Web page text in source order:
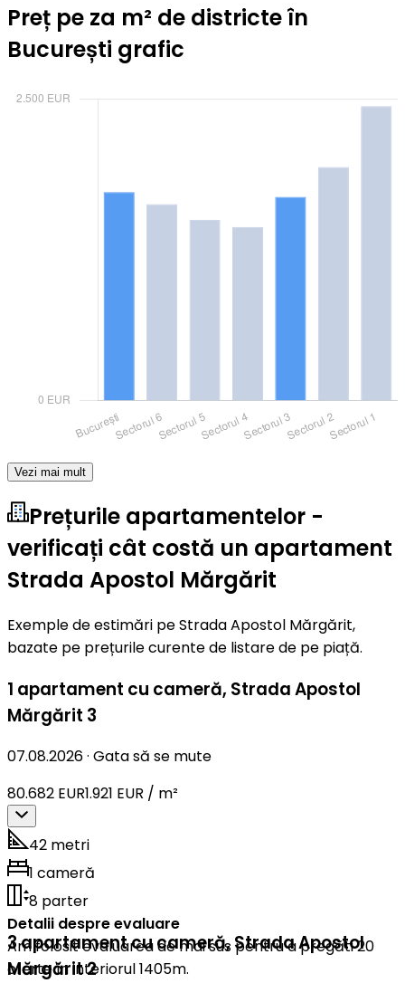
Preț pe za m² de districte în
București grafic
Vezi mai mult
Prețurile apartamentelor -
verificați cât costă un apartament
Strada Apostol Mărgărit
Exemple de estimări pe Strada Apostol Mărgărit,
bazate pe prețurile curente de listare de pe piață.
1 apartament cu cameră, Strada Apostol
Mărgărit 3
07.08.2026· Gata să se mute
80.682 EUR1.921 EUR / m²
42 metri
1 cameră
8 parter
Detalii despre evaluare
Am folosit evaluarea de mai sus pentru a pregăti 20
oferte în interiorul 1405m.
3 apartament cu cameră,Strada Apostol
Mărgărit 2